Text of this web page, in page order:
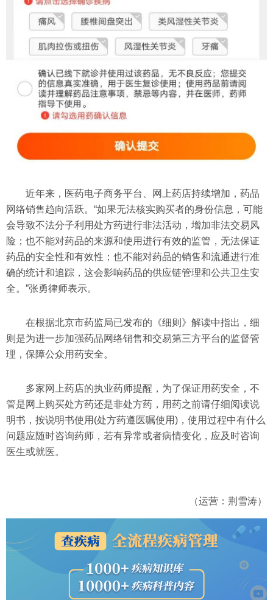
近年来，医药电子商务平台、网上药店持续增加，药品
网络销售趋向活跃。“如果无法核实购买者的身份信息，可能
会导致不法分子利用处方药进行非法活动，增加非法交易风
险；也不能对药品的来源和使用进行有效的监管，无法保证
药品的安全性和有效性；也不能对药品的销售和流通进行准
确的统计和追踪，这会影响药品的供应链管理和公共卫生安
全。”张勇律师表示。
在根据北京市药监局已发布的《细则》解读中指出，细
则是为进一步加强药品网络销售和交易第三方平台的监督管
理，保障公众用药安全。
多家网上药店的执业药师提醒，为了保证用药安全，不
管是网上购买处方药还是非处方药，用药之前请仔细阅读说
明书，按说明书使用(处方药遵医嘱使用)，使用过程中有什么
问题应随时咨询药师，若有异常或者病情变化，应及时咨询
医生或就医。
（运营：荆雪涛）